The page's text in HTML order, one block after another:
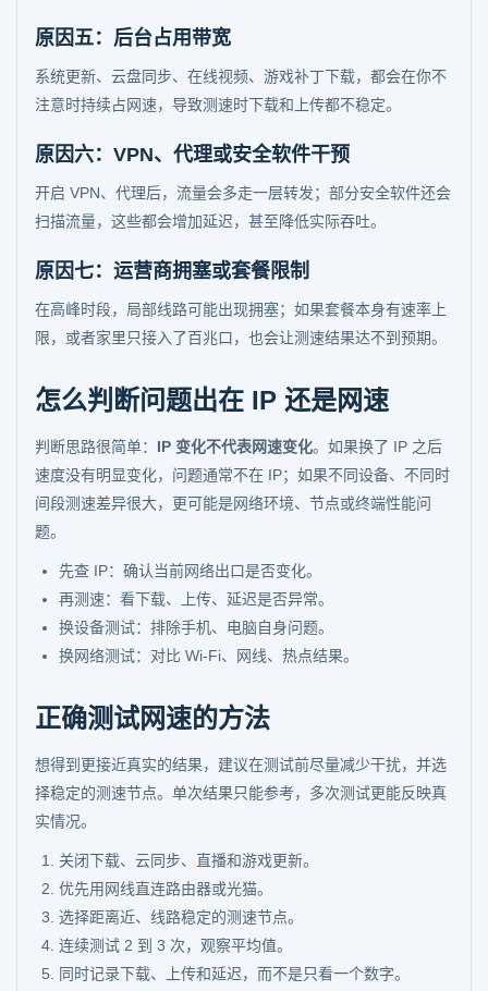
原因五：后台占用带宽
系统更新、云盘同步、在线视频、游戏补丁下载，都会在你不
注意时持续占网速，导致测速时下载和上传都不稳定。
原因六：VPN、代理或安全软件干预
开启 VPN、代理后，流量会多走一层转发；部分安全软件还会
扫描流量，这些都会增加延迟，甚至降低实际吞吐。
原因七：运营商拥塞或套餐限制
在高峰时段，局部线路可能出现拥塞；如果套餐本身有速率上
限，或者家里只接入了百兆口，也会让测速结果达不到预期。
怎么判断问题出在 IP 还是网速
判断思路很简单： IP 变化不代表网速变化。如果换了 IP 之后
速度没有明显变化，问题通常不在 IP；如果不同设备、不同时
间段测速差异很大，更可能是网络环境、节点或终端性能问
题。
先查 IP：确认当前网络出口是否变化。
再测速：看下载、上传、延迟是否异常。
换设备测试：排除手机、电脑自身问题。
换网络测试：对比 Wi-Fi、网线、热点结果。
正确测试网速的方法
想得到更接近真实的结果，建议在测试前尽量减少干扰，并选
择稳定的测速节点。单次结果只能参考，多次测试更能反映真
实情况。
关闭下载、云同步、直播和游戏更新。
优先用网线直连路由器或光猫。
选择距离近、线路稳定的测速节点。
连续测试 2 到 3 次，观察平均值。
同时记录下载、上传和延迟，而不是只看一个数字。